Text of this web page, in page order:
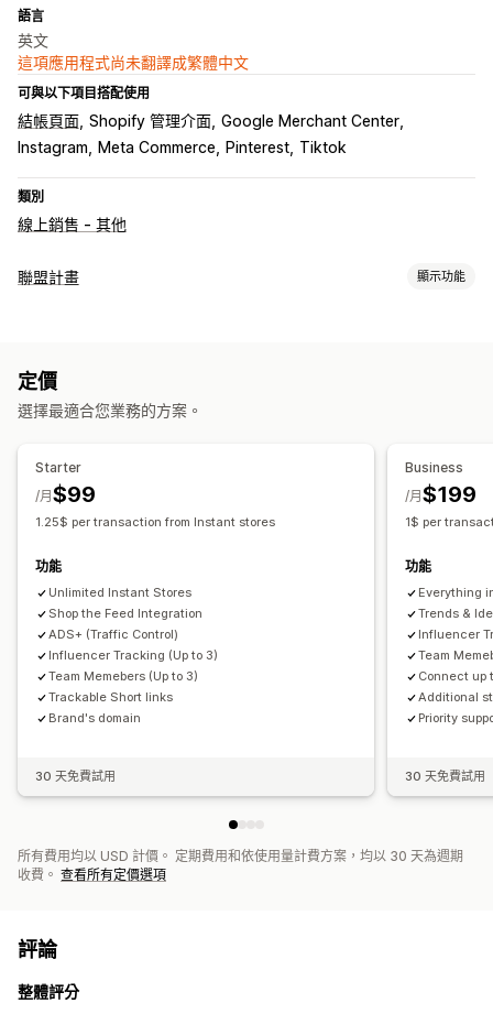
語言
英文
這項應用程式尚未翻譯成繁體中文
可與以下項目搭配使用
結帳頁面 Shopify 管理介面 Google Merchant Center
Instagram
Meta Commerce Pinterest Tiktok
類別
線上銷售 - 其他
聯盟計畫 顯示功能
聯盟夥伴體驗
品牌入口網站
定價
選擇最適合您業務的方案。
Starter
$99
/月
1.25$ per transaction from Instant stores
功能
Unlimited Instant Stores
Shop the Feed Integration
ADS+ (Traffic Control)
Influencer Tracking (Up to 3)
Team Memebers (Up to 3)
Trackable Short links
Brand's domain
30 天免費試用
Business
$199
/月
1$ per
功能
Everything
Trends &
Influencer
Team
Connect up
Additional
Priority
30 天免費試用
所有費用均以 USD 計價。 定期費用和依使用量計費方案，均以 30 天為週期
收費。 查看所有定價選項
評論
整體評分